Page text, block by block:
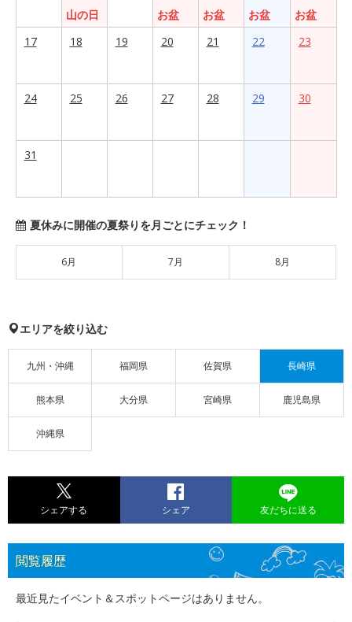
山の日
お盆
お盆
お盆
お盆
17
18 19 20 21 22 23
24 25 26 27 28 29 30
31
夏休みに開催の夏祭りを月ごとにチェック！
6月 7月 8月
エリアを絞り込む
九州・沖縄 福岡県 佐賀県 長崎県
熊本県 大分県 宮崎県 鹿児島県
沖縄県
シェアする シェア 友だちに送る
閲覧履歴
最近見たイベント＆スポットページはありません。